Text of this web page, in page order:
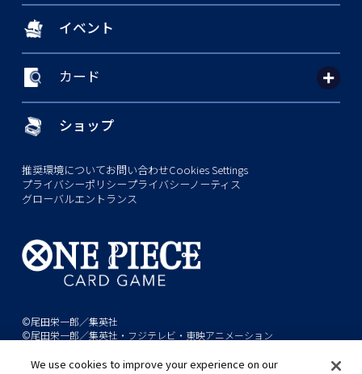
イベント
カード
ショップ
推奨環境についてお問い合わせCookies Settings
プライバシーポリシープライバシーノーティス
グローバルエントランス
©尾田栄一郎／集英社
©尾田栄一郎／集英社・フジテレビ・東映アニメーション
このwebサイトに記載されているすべての画像・テキスト・データの無
We use cookies to improve your experience on our